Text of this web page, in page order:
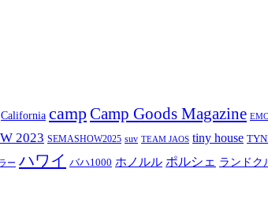
California campCamp Goods Magazine
2023 SEMASHOW2025 suv TEAM JAOS tiny house
ー ハワイ バハ1000 ホノルル ポルシェ ランドク